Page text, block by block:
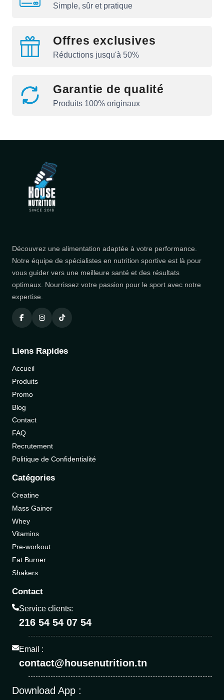
Simple, sûr et pratique
Offres exclusives
Réductions jusqu'à 50%
Garantie de qualité
Produits 100% originaux
Découvrez une alimentation adaptée à votre performance.
Notre équipe de spécialistes en nutrition sportive est là pour
vous guider vers une meilleure santé et des résultats
optimaux. Nourrissez votre passion pour le sport avec notre
expertise.
Liens Rapides
Accueil
Produits
Promo
Blog
Contact
FAQ
Recrutement
Politique de Confidentialité
Catégories
Creatine
Mass Gainer
Whey
Vitamins
Pre-workout
Fat Burner
Shakers
Contact
Service clients:
216 54 54 07 54
Email :
contact@housenutrition.tn
Download App :